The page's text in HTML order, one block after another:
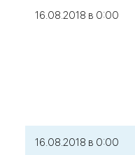
16.08.2018 в 0:00
16.08.2018 в 0:00